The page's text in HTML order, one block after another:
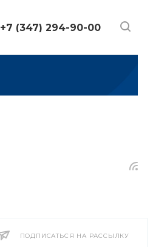
+7 (347) 294-90-00
ПОДПИСАТЬСЯ НА РАССЫЛКУ
2013 2012 2011